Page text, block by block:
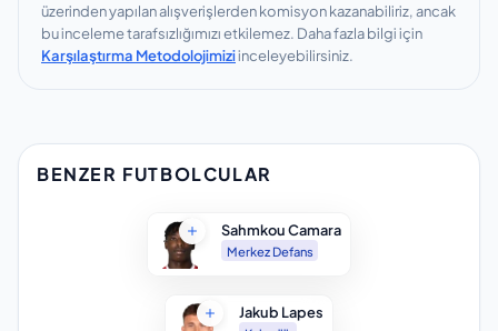
üzerinden yapılan alışverişlerden komisyon kazanabiliriz, ancak
bu inceleme tarafsızlığımızı etkilemez. Daha fazla bilgi için
Karşılaştırma Metodolojimiziinceleyebilirsiniz.
BENZER FUTBOLCULAR
Sahmkou Camara
Merkez Defans
Jakub Lapes